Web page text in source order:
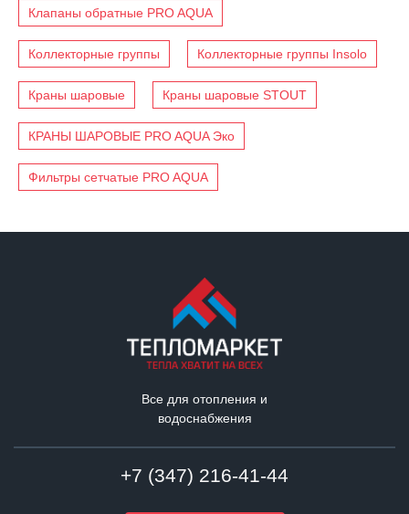
Клапаны обратные PRO AQUA
Коллекторные группы Коллекторные группы Insolo
Краны шаровые Краны шаровые STOUT
КРАНЫ ШАРОВЫЕ PRO AQUA Эко
Фильтры сетчатые PRO AQUA
Все для отопления и
водоснабжения
+7 (347) 216-41-44